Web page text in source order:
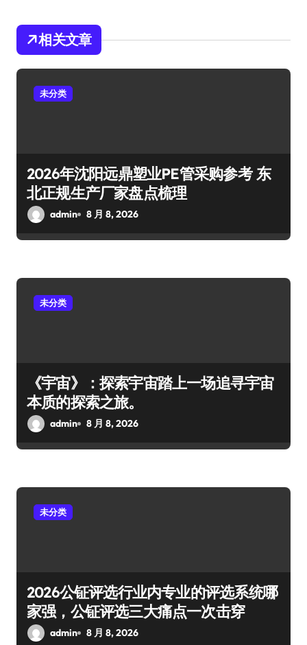
相关文章
未分类
2026年沈阳远鼎塑业PE管采购参考 东
北正规生产厂家盘点梳理
admin 8 月 8, 2026
未分类
《宇宙》：探索宇宙踏上一场追寻宇宙
本质的探索之旅。
admin 8 月 8, 2026
未分类
2026公钲评选行业内专业的评选系统哪
家强，公钲评选三大痛点一次击穿
admin 8 月 8, 2026